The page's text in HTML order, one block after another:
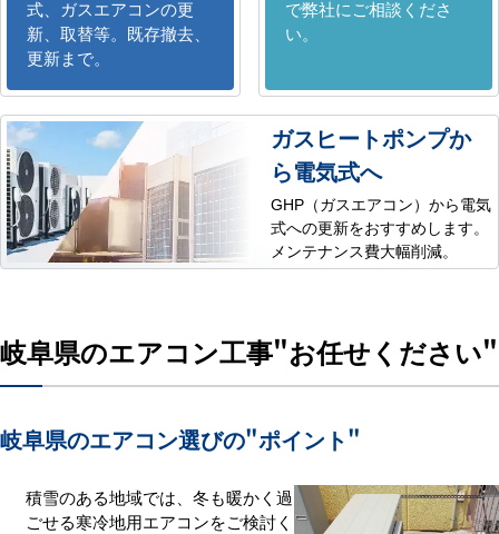
式、ガスエアコンの更
新、取替等。既存撤去、
更新まで。
で弊社にご相談くださ
い。
ガスヒートポンプか
ら電気式へ
GHP（ガスエアコン）から電気
式への更新をおすすめします。
メンテナンス費大幅削減。
岐阜県のエアコン工事"お任せください"
岐阜県のエアコン選びの"ポイント"
積雪のある地域では、冬も暖かく過
ごせる寒冷地用エアコンをご検討く